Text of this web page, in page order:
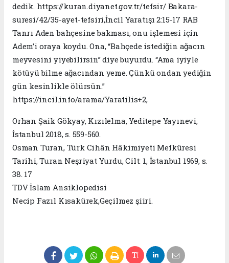
dedik. https://kuran.diyanet.gov.tr/tefsir/ Bakara-
suresi/42/35-ayet-tefsiri,İncil Yaratışı 2:15-17 RAB
Tanrı Aden bahçesine bakması, onu işlemesi için
Adem’i oraya koydu. Ona, “Bahçede istediğin ağacın
meyvesini yiyebilirsin” diye buyurdu. “Ama iyiyle
kötüyü bilme ağacından yeme. Çünkü ondan yediğin
gün kesinlikle ölürsün.”
https://incil.info/arama/Yaratilis+2,
Orhan Şaik Gökyay, Kızılelma, Yeditepe Yayınevi,
İstanbul 2018, s. 559-560.
Osman Turan, Türk Cihân Hâkimiyeti Mefkûresi
Tarihi, Turan Neşriyat Yurdu, Cilt: 1, İstanbul 1969, s.
38. 17
TDV İslam Ansiklopedisi
Necip Fazıl Kısakürek,Geçilmez şiiri.